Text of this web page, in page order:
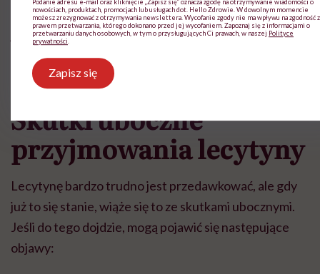
właściwościach przeciwzakrzepowych. Lecytyna nie
jest wskazana również dla dzieci, kobiet w ciąży oraz
tych karmiących piersią.
Skutki uboczne
przyjmowania lecytyny
Lecytynę bardzo trudno jest przedawkować, ale gdy
już to się stanie, wiąże się to ze skutkami ubocznymi.
Jeśli do tego dojdzie, mogą pojawić się następujące
objawy: